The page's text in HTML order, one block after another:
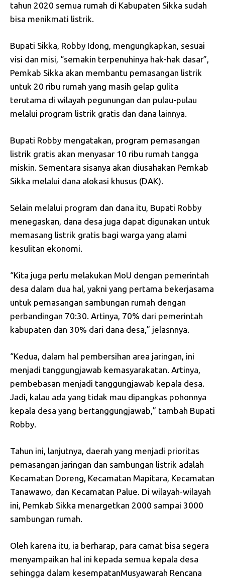
tahun 2020 semua rumah di Kabupaten Sikka sudah
bisa menikmati listrik.
Bupati Sikka, Robby Idong, mengungkapkan, sesuai
visi dan misi, “semakin terpenuhinya hak-hak dasar”,
Pemkab Sikka akan membantu pemasangan listrik
untuk 20 ribu rumah yang masih gelap gulita
terutama di wilayah pegunungan dan pulau-pulau
melalui program listrik gratis dan dana lainnya.
Bupati Robby mengatakan, program pemasangan
listrik gratis akan menyasar 10 ribu rumah tangga
miskin. Sementara sisanya akan diusahakan Pemkab
Sikka melalui dana alokasi khusus (DAK).
Selain melalui program dan dana itu, Bupati Robby
menegaskan, dana desa juga dapat digunakan untuk
memasang listrik gratis bagi warga yang alami
kesulitan ekonomi.
“Kita juga perlu melakukan MoU dengan pemerintah
desa dalam dua hal, yakni yang pertama bekerjasama
untuk pemasangan sambungan rumah dengan
perbandingan 70:30. Artinya, 70% dari pemerintah
kabupaten dan 30% dari dana desa,” jelasnnya.
“Kedua, dalam hal pembersihan area jaringan, ini
menjadi tanggungjawab kemasyarakatan. Artinya,
pembebasan menjadi tanggungjawab kepala desa.
Jadi, kalau ada yang tidak mau dipangkas pohonnya
kepala desa yang bertanggungjawab,” tambah Bupati
Robby.
Tahun ini, lanjutnya, daerah yang menjadi prioritas
pemasangan jaringan dan sambungan listrik adalah
Kecamatan Doreng, Kecamatan Mapitara, Kecamatan
Tanawawo, dan Kecamatan Palue. Di wilayah-wilayah
ini, Pemkab Sikka menargetkan 2000 sampai 3000
sambungan rumah.
Oleh karena itu, ia berharap, para camat bisa segera
menyampaikan hal ini kepada semua kepala desa
sehingga dalam kesempatanMusyawarah Rencana